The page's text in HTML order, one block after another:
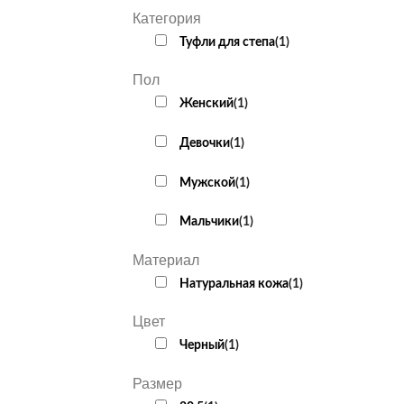
Категория
Туфли для степа(1)
Пол
Женский(1)
Девочки(1)
Мужской(1)
Мальчики(1)
Материал
Натуральная кожа(1)
Цвет
Черный(1)
Размер